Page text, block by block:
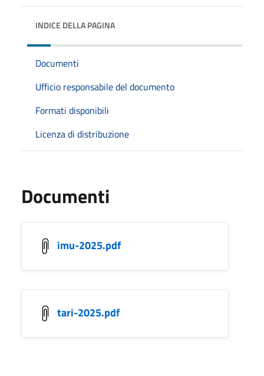
INDICE DELLA PAGINA
Documenti
Ufficio responsabile del documento
Formati disponibili
Licenza di distribuzione
Documenti
imu-2025.pdf
tari-2025.pdf